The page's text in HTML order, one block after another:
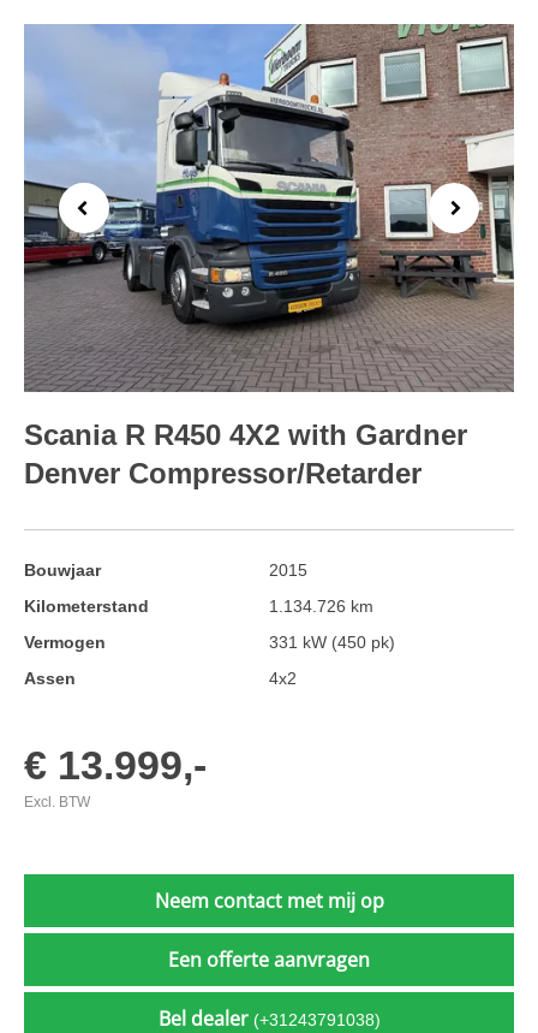
Previous Next
Scania R R450 4X2 with Gardner
Denver Compressor/Retarder
Bouwjaar
2015
Kilometerstand
1.134.726 km
Vermogen
331 kW (450 pk)
Assen
4x2
€ 13.999,-
Excl. BTW
Neem contact met mij op
Een offerte aanvragen
Bel dealer (+31243791038)